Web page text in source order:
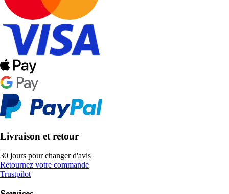
Livraison et retour
30 jours pour changer d'avis
Retournez votre commande
Trustpilot